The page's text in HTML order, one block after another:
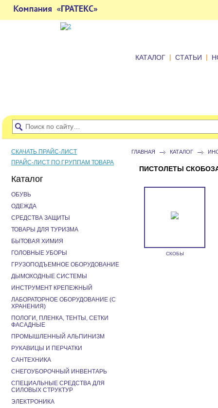
КАТАЛОГ | СТАТЬИ |
ГЛАВНАЯ КАТАЛОГ
ПИСТОЛЕТЫ
СКОБЫ
СКАЧАТЬ ПРАЙС-ЛИСТ
ПРАЙС-ЛИСТ ПО ГРУППАМ ТОВАРА
Каталог
ОБУВЬ
ОДЕЖДА
СРЕДСТВА ЗАЩИТЫ
ТОВАРЫ ДЛЯ ТУРИЗМА
БЫТОВАЯ ХИМИЯ
ГОЛОВНЫЕ УБОРЫ
ГРУЗОПОДЪЕМНОЕ ОБОРУДОВАНИЕ
ДЫМОХОДНЫЕ СИСТЕМЫ
ИНСТРУМЕНТ КРЕПЕЖНЫЙ
ЛАБОРАТОРНОЕ ОБОРУДОВАНИЕ (С
ХРАНЕНИЯ)
ПОЛОГИ, ПЛЕНКА, ТЕНТЫ, СЕТКИ
ФАСАДНЫЕ
ПРОМЫШЛЕННЫЙ АЛЬПИНИЗМ
РУКАВИЦЫ И ПЕРЧАТКИ
САНТЕХНИКА
СНЕГОУБОРОЧНЫЙ ИНВЕНТАРЬ
СПЕЦИАЛЬНЫЕ СРЕДСТВА ДЛЯ
СИЛОВЫХ СТРУКТУР
ЭЛЕКТРОНИКА